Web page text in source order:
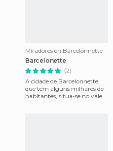
Miradores en Barcelonnette
Barcelonette
(2)
A cidade de Barcelonnette,
que tem alguns milhares de
habitantes, situa-se no vale